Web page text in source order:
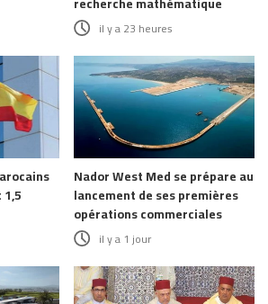
il y a 23 heures
Nador West Med se prépare au
lancement de ses premières
opérations commerciales
il y a 1 jour